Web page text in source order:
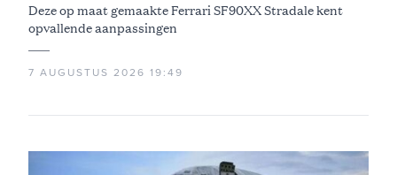
Deze op maat gemaakte Ferrari SF90XX Stradale kent
opvallende aanpassingen
7 AUGUSTUS 2026 19:49